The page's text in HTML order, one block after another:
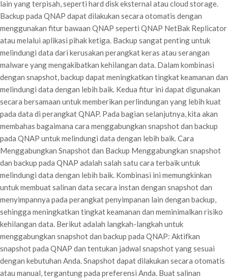
lain yang terpisah, seperti hard disk eksternal atau cloud storage.
Backup pada QNAP dapat dilakukan secara otomatis dengan
menggunakan fitur bawaan QNAP seperti QNAP NetBak Replicator
atau melalui aplikasi pihak ketiga. Backup sangat penting untuk
melindungi data dari kerusakan perangkat keras atau serangan
malware yang mengakibatkan kehilangan data. Dalam kombinasi
dengan snapshot, backup dapat meningkatkan tingkat keamanan dan
melindungi data dengan lebih baik. Kedua fitur ini dapat digunakan
secara bersamaan untuk memberikan perlindungan yang lebih kuat
pada data di perangkat QNAP. Pada bagian selanjutnya, kita akan
membahas bagaimana cara menggabungkan snapshot dan backup
pada QNAP untuk melindungi data dengan lebih baik. Cara
Menggabungkan Snapshot dan Backup Menggabungkan snapshot
dan backup pada QNAP adalah salah satu cara terbaik untuk
melindungi data dengan lebih baik. Kombinasi ini memungkinkan
untuk membuat salinan data secara instan dengan snapshot dan
menyimpannya pada perangkat penyimpanan lain dengan backup,
sehingga meningkatkan tingkat keamanan dan meminimalkan risiko
kehilangan data. Berikut adalah langkah-langkah untuk
menggabungkan snapshot dan backup pada QNAP: Aktifkan
snapshot pada QNAP dan tentukan jadwal snapshot yang sesuai
dengan kebutuhan Anda. Snapshot dapat dilakukan secara otomatis
atau manual, tergantung pada preferensi Anda. Buat salinan